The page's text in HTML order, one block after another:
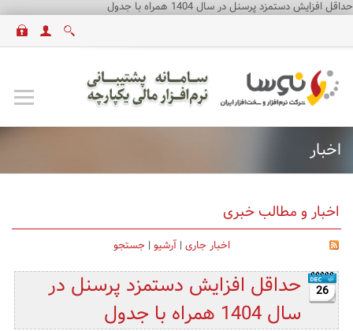
حداقل افزایش دستمزد پرسنل در سال 1404 همراه با جدول
اخبار
اخبار و مطالب خبری
اخبار جاری | آرشیو | جستجو
26
حداقل افزایش دستمزد پرسنل در
سال 1404 همراه با جدول